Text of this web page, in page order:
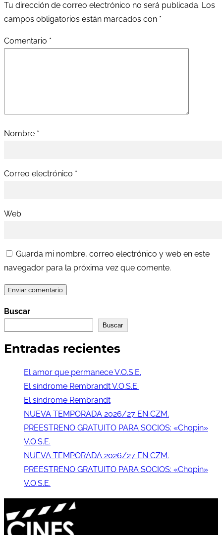
Tu dirección de correo electrónico no será publicada. Los
campos obligatorios están marcados con *
Comentario *
Nombre *
Correo electrónico *
Web
Guarda mi nombre, correo electrónico y web en este
navegador para la próxima vez que comente.
Buscar
Buscar
Entradas recientes
El amor que permanece V.O.S.E.
El síndrome Rembrandt V.O.S.E.
El síndrome Rembrandt
NUEVA TEMPORADA 2026/27 EN CZM.
PREESTRENO GRATUITO PARA SOCIOS: «Chopin»
V.O.S.E.
NUEVA TEMPORADA 2026/27 EN CZM.
PREESTRENO GRATUITO PARA SOCIOS: «Chopin»
V.O.S.E.